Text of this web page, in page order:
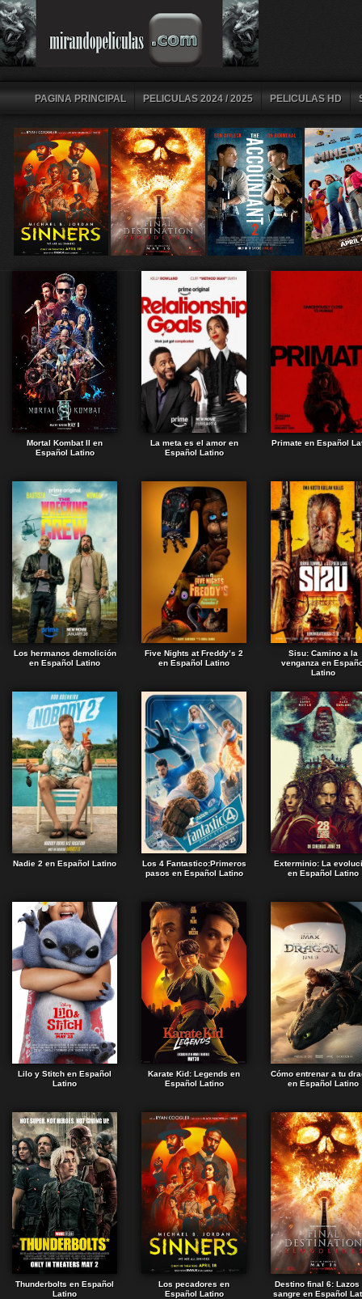
PAGINA PRINCIPAL PELICULAS 2024 / 2025 PELICULAS HD
Mortal Kombat II en
Español Latino
La meta es el amor en
Español Latino
Primate en Español
Los hermanos demolición
en Español Latino
Five Nights at Freddy’s 2
en Español Latino
Sisu: Camino a la
venganza en
Latino
Nadie 2 en Español Latino
Los 4 Fantastico:Primeros
pasos en Español Latino
Exterminio: La
en Español Latino
Lilo y Stitch en Español
Latino
Karate Kid: Legends en
Español Latino
Cómo entrenar a tu
en Español Latino
Thunderbolts en Español
Latino
Los pecadores en
Español Latino
Destino final 6: Lazos
sangre en Español